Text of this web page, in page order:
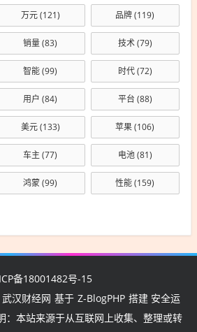
万元(121) 品牌(119)
销量(83) 技术(79)
智能(99) 时代(72)
用户 (84) 平台 (88)
美元(133) 苹果(106)
车主(77) 电池(81)
鸿蒙(99) 性能(159)
备18001482号-15
武汉财经网 基于 Z-BlogPHP 搭建 安全运
本站来源于从互联网上收集、整理或转